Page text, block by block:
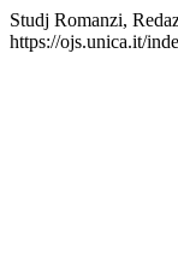
Studj Romanzi,
https://ojs.unica.it/